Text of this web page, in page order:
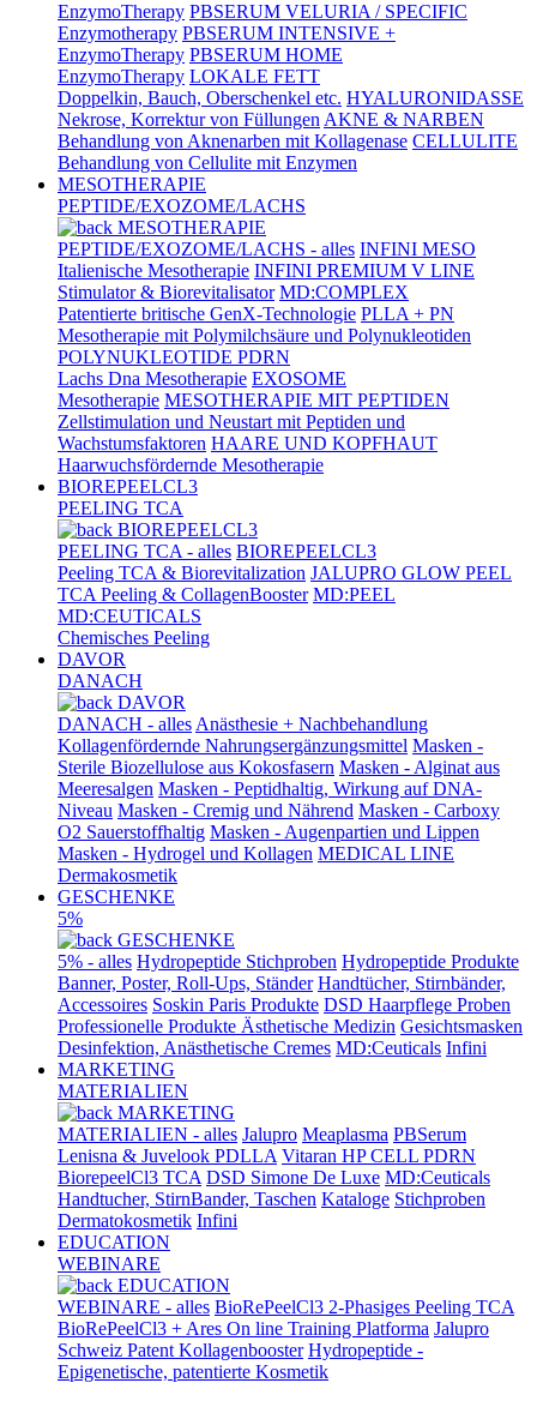
EnzymoTherapy PBSERUM VELURIA / SPECIFIC
Enzymotherapy PBSERUM INTENSIVE +
EnzymoTherapy PBSERUM HOME
EnzymoTherapy LOKALE FETT
Doppelkin, Bauch, Oberschenkel etc. HYALURONIDASSE
Nekrose, Korrektur von Füllungen AKNE & NARBEN
Behandlung von Aknenarben mit Kollagenase CELLULITE
Behandlung von Cellulite mit Enzymen
MESOTHERAPIE
PEPTIDE/EXOZOME/LACHS
MESOTHERAPIE
PEPTIDE/EXOZOME/LACHS - alles INFINI MESO
Italienische Mesotherapie INFINI PREMIUM V LINE
Stimulator & Biorevitalisator MD:COMPLEX
Patentierte britische GenX-Technologie PLLA + PN
Mesotherapie mit Polymilchsäure und Polynukleotiden
POLYNUKLEOTIDE PDRN
Lachs Dna Mesotherapie EXOSOME
Mesotherapie MESOTHERAPIE MIT PEPTIDEN
Zellstimulation und Neustart mit Peptiden und
Wachstumsfaktoren HAARE UND KOPFHAUT
Haarwuchsfördernde Mesotherapie
BIOREPEELCL3
PEELING TCA
BIOREPEELCL3
PEELING TCA - alles BIOREPEELCL3
Peeling TCA & Biorevitalization JALUPRO GLOW PEEL
TCA Peeling & CollagenBooster MD:PEEL
MD:CEUTICALS
Chemisches Peeling
DAVOR
DANACH
DAVOR
DANACH - alles Anästhesie + Nachbehandlung
Kollagenfördernde Nahrungsergänzungsmittel Masken -
Sterile Biozellulose aus Kokosfasern Masken - Alginat aus
Meeresalgen Masken - Peptidhaltig, Wirkung auf DNA-
Niveau Masken - Cremig und Nährend Masken - Carboxy
O2 Sauerstoffhaltig Masken - Augenpartien und Lippen
Masken - Hydrogel und Kollagen MEDICAL LINE
Dermakosmetik
GESCHENKE
5%
GESCHENKE
5% - alles Hydropeptide Stichproben Hydropeptide Produkte
Banner, Poster, Roll-Ups, Ständer Handtücher, Stirnbänder,
Accessoires Soskin Paris Produkte DSD Haarpflege Proben
Professionelle Produkte Ästhetische Medizin Gesichtsmasken
Desinfektion, Anästhetische Cremes MD:Ceuticals Infini
MARKETING
MATERIALIEN
MARKETING
MATERIALIEN - alles Jalupro Meaplasma PBSerum
Lenisna & Juvelook PDLLA Vitaran HP CELL PDRN
BiorepeelCl3 TCA DSD Simone De Luxe MD:Ceuticals
Handtucher, StirnBander, Taschen Kataloge Stichproben
Dermatokosmetik Infini
EDUCATION
WEBINARE
EDUCATION
WEBINARE - alles BioRePeelCl3 2-Phasiges Peeling TCA
BioRePeelCl3 + Ares On line Training Platforma Jalupro
Schweiz Patent Kollagenbooster Hydropeptide -
Epigenetische, patentierte Kosmetik